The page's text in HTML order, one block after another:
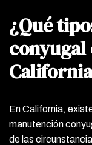
¿Qué
conyugal
En California,
manutención
de las